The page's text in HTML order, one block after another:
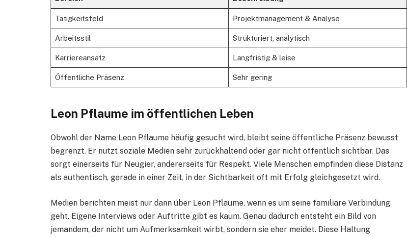
Tätigkeitsfeld Projektmanagement & Analyse
Arbeitsstil Strukturiert, analytisch
Karriereansatz Langfristig & leise
Öffentliche Präsenz Sehr gering
Leon Pflaume im öffentlichen Leben
Obwohl der Name Leon Pflaume häufig gesucht wird, bleibt seine öffentliche Präsenz bewusst
begrenzt. Er nutzt soziale Medien sehr zurückhaltend oder gar nicht öffentlich sichtbar. Das
sorgt einerseits für Neugier, andererseits für Respekt. Viele Menschen empfinden diese Distanz
als authentisch, gerade in einer Zeit, in der Sichtbarkeit oft mit Erfolg gleichgesetzt wird.
Medien berichten meist nur dann über Leon Pflaume, wenn es um seine familiäre Verbindung
geht. Eigene Interviews oder Auftritte gibt es kaum. Genau dadurch entsteht ein Bild von
jemandem, der nicht um Aufmerksamkeit wirbt, sondern sie eher meidet. Diese Haltung